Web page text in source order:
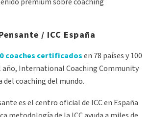
/ ICC España
coaches certificadosen 78 países y 100
International Coaching Community
del coaching del mundo.
es el centro oficial de ICC en España